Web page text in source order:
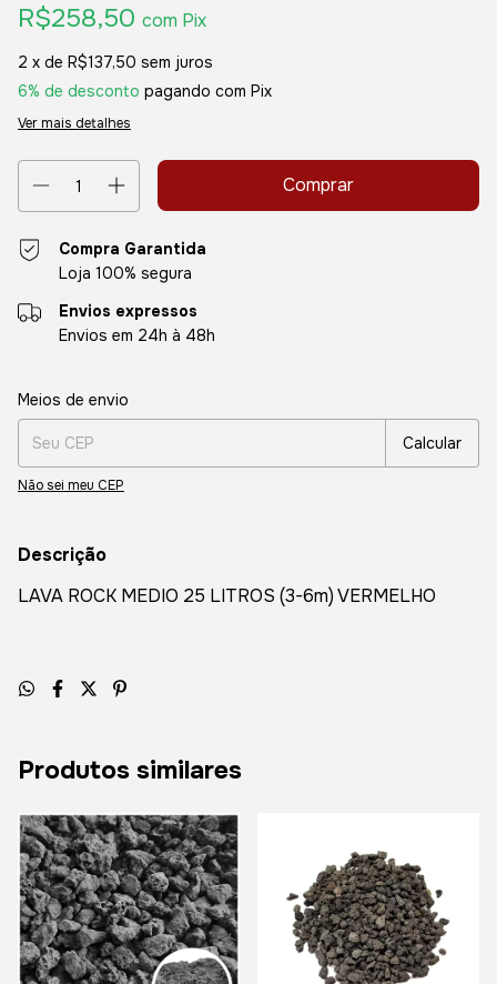
R$258,50 com Pix
2 x de R$137,50 sem juros
6% de desconto pagando com Pix
Ver mais detalhes
Compra Garantida
Loja 100% segura
Envios expressos
Envios em 24h à 48h
Entregas para o CEP:
Meios de envio
Calcular
Não sei meu CEP
Descrição
LAVA ROCK MEDIO 25 LITROS (3-6m) VERMELHO
Produtos similares